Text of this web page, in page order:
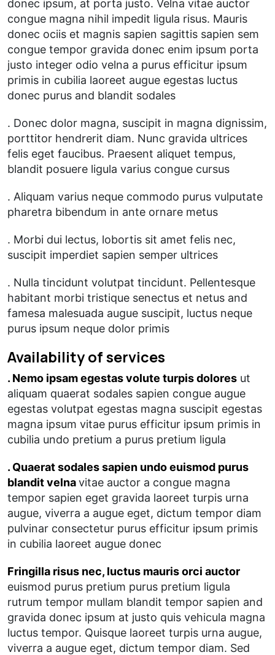
donec ipsum, at porta justo. Velna vitae auctor
congue magna nihil impedit ligula risus. Mauris
donec ociis et magnis sapien sagittis sapien sem
congue tempor gravida donec enim ipsum porta
justo integer odio velna a purus efficitur ipsum
primis in cubilia laoreet augue egestas luctus
donec purus and blandit sodales
. Donec dolor magna, suscipit in magna dignissim,
porttitor hendrerit diam. Nunc gravida ultrices
felis eget faucibus. Praesent aliquet tempus,
blandit posuere ligula varius congue cursus
. Aliquam varius neque commodo purus vulputate
pharetra bibendum in ante ornare metus
. Morbi dui lectus, lobortis sit amet felis nec,
suscipit imperdiet sapien semper ultrices
. Nulla tincidunt volutpat tincidunt. Pellentesque
habitant morbi tristique senectus et netus and
famesa malesuada augue suscipit, luctus neque
purus ipsum neque dolor primis
Availability of services
. Nemo ipsam egestas volute turpis dolores ut
aliquam quaerat sodales sapien congue augue
egestas volutpat egestas magna suscipit egestas
magna ipsum vitae purus efficitur ipsum primis in
cubilia undo pretium a purus pretium ligula
. Quaerat sodales sapien undo euismod purus
blandit velnavitae auctor a congue magna
tempor sapien eget gravida laoreet turpis urna
augue, viverra a augue eget, dictum tempor diam
pulvinar consectetur purus efficitur ipsum primis
in cubilia laoreet augue donec
Fringilla risus nec, luctus mauris orci auctor
euismod purus pretium purus pretium ligula
rutrum tempor mullam blandit tempor sapien and
gravida donec ipsum at justo quis vehicula magna
luctus tempor. Quisque laoreet turpis urna augue,
viverra a augue eget, dictum tempor diam. Sed